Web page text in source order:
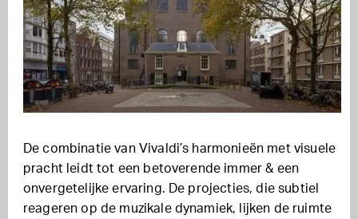
De combinatie van Vivaldi’s harmonieën met visuele
pracht leidt tot een betoverende immer & een
onvergetelijke ervaring. De projecties, die subtiel
reageren op de muzikale dynamiek, lijken de ruimte